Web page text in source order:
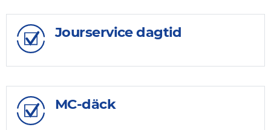
Jourservice dagtid
MC-däck